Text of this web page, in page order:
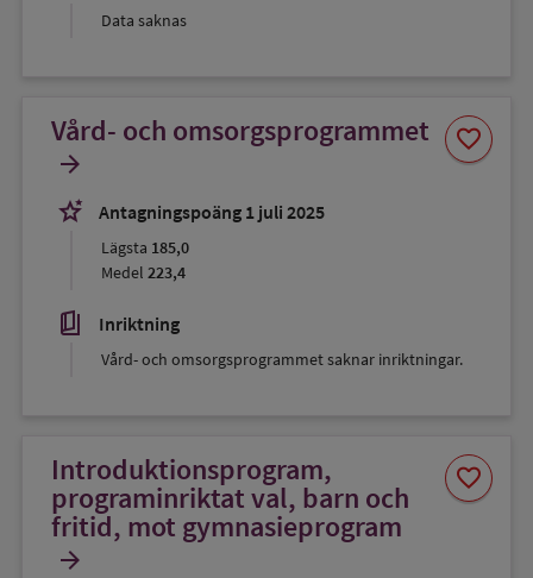
Data saknas
Vård- och omsorgsprogrammet
arrow_forward
stars_2
Antagningspoäng 1 juli 2025
Lägsta 185,0
Medel 223,4
book_5 Inriktning
Vård- och omsorgsprogrammet saknar inriktningar.
favorite
Spara
som
Introduktionsprogram,
programinriktat val, barn och
fritid, mot gymnasieprogram
arrow_forward
favorite
Spara
som